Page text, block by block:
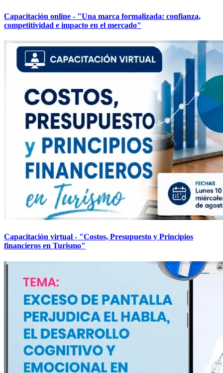
Capacitación online - "Una marca formalizada: confianza,
competitividad e impacto en el mercado"
Capacitación virtual - "Costos, Presupuesto y Principios
financieros en Turismo"